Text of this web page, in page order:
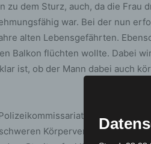
zu dem Sturz, auch, da die
war. Bei der nun
alten Lebensgefährten.
Balkon flüchten wollte. Dabei
ist, ob der Mann dabei auch
Hannover-
Körperverletzung